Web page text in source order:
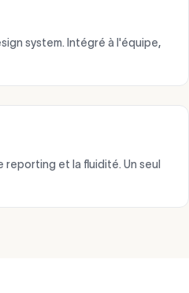
system. Intégré à l'équipe,
reporting et la fluidité. Un seul